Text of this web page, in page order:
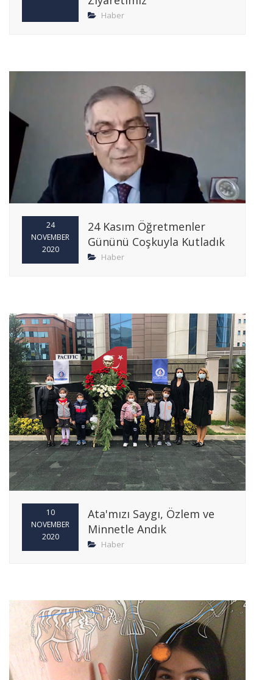
Haber
24
NOVEMBER
2020
24 Kasım Öğretmenler
Gününü Coşkuyla Kutladık
Haber
10
NOVEMBER
2020
Ata'mızı Saygı, Özlem ve
Minnetle Andık
Haber